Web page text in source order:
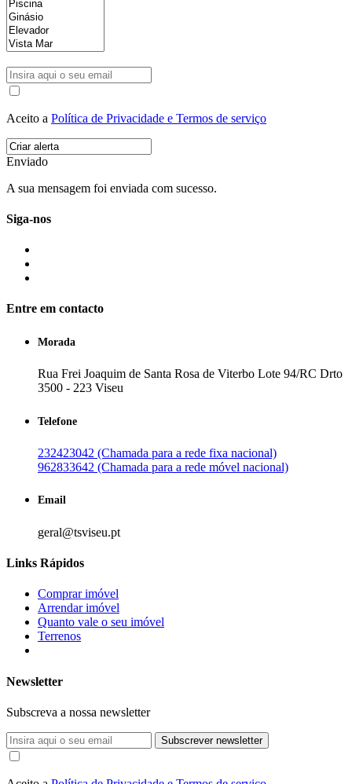
Aceito a Política de Privacidade e Termos de serviço
Enviado
A sua mensagem foi enviada com sucesso.
Siga-nos
Entre em contacto
Morada
Rua Frei Joaquim de Santa Rosa de Viterbo Lote 94/RC Drto
3500 - 223 Viseu
Telefone
232423042 (Chamada para a rede fixa nacional)
962833642 (Chamada para a rede móvel nacional)
Email
geral@tsviseu.pt
Links Rápidos
Comprar imóvel
Arrendar imóvel
Quanto vale o seu imóvel
Terrenos
Newsletter
Subscreva a nossa newsletter
Subscrever newsletter